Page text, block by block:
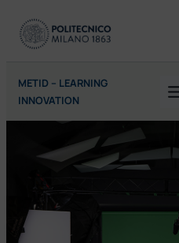
METID – LEARNING
INNOVATION